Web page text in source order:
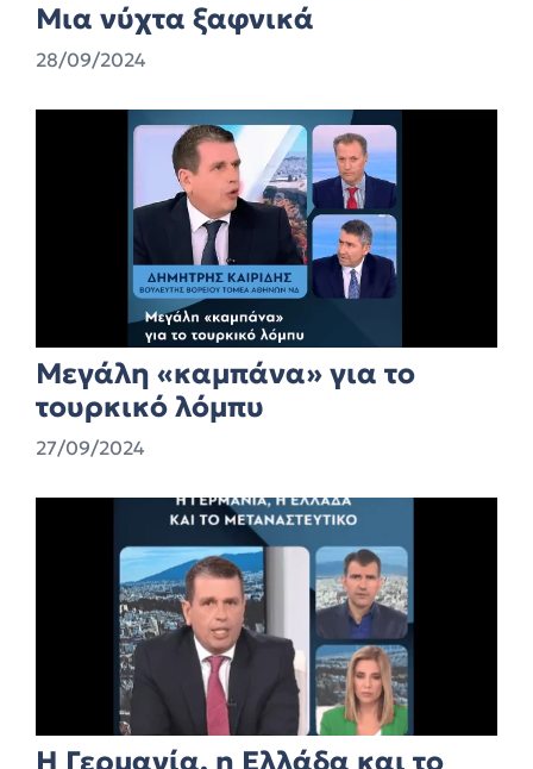
Μια νύχτα ξαφνικά
28/09/2024
Μεγάλη «καμπάνα» για το
τουρκικό λόμπυ
27/09/2024
Η Γερμανία, η Ελλάδα και το